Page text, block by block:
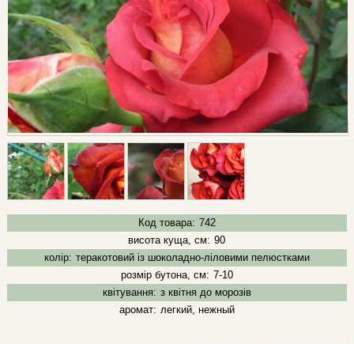
Код товара: 742
висота куща, см: 90
колір: теракотовий із шоколадно-ліловими пелюстками
розмір бутона, см: 7-10
квітування: з квітня до морозів
аромат: легкий, нежный